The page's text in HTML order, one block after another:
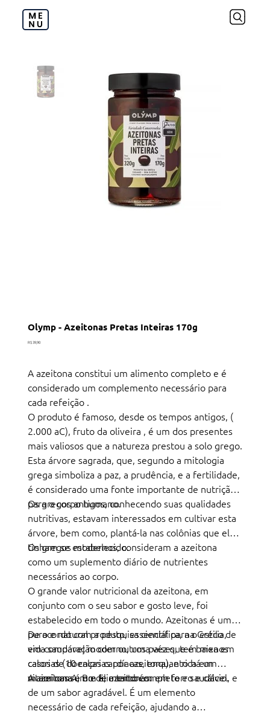
Olymp - Azeitonas Pretas Inteiras 170g
Preço
R$ 39,90
A azeitona constitui um alimento completo e é
considerado um complemento necessário para
cada refeição .
O produto é famoso, desde os tempos antigos, (
2.000 aC), fruto da oliveira , é um dos presentes
mais valiosos que a natureza prestou a solo grego.
Esta árvore sagrada, que, segundo a mitologia
grega simboliza a paz, a prudência, e a fertilidade,
é considerado uma fonte importante de nutrição
para o corpo humano.
Os gregos antigos, conhecendo suas qualidades
nutritivas, estavam interessados em cultivar esta
árvore, bem como, plantá-la nas colônias que eles
tinham se estabelecido.
Os gregos modernos, consideram a azeitona
como um suplemento diário de nutrientes
necessários ao corpo.
O grande valor nutricional da azeitona, em
conjunto com o seu sabor e gosto leve, foi
estabelecido em todo o mundo. Azeitonas é um,
puro e natural produto, essencial para o estilo de
vida saudável moderno, uma vez que é baixa em
calorias (10 calorias por azeitona), e rica em
vitaminas A, B e E, e também em ferro e cálcio.
De acordo com a pesquisa científica, na Grécia,
em comparação com outros países, tem menos
casos de doenças cardíacas, enquanto há um
maior consumo de azeitonas.
A azeitona é um alimento completo e saudável, e
de um sabor agradável. É um elemento
necessário de cada refeição, ajudando a